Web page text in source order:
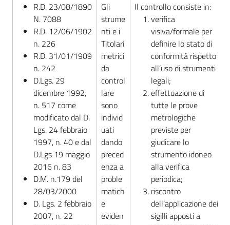
R.D. 23/08/1890
N. 7088
R.D. 12/06/1902
n. 226
R.D. 31/01/1909
n. 242
D.Lgs. 29
dicembre 1992,
n. 517 come
modificato dal D.
Lgs. 24 febbraio
1997, n. 40 e dal
D.Lgs 19 maggio
2016 n. 83
D.M. n.179 del
28/03/2000
D. Lgs. 2 febbraio
2007, n. 22
Gli
strume
nti e i
Titolari
metrici
da
control
lare
sono
individ
uati
dando
preced
enza a
proble
matich
e
eviden
Il controllo consiste in:
verifica
visiva/formale per
definire lo stato di
conformità rispetto
all’uso di strumenti
legali;
effettuazione di
tutte le prove
metrologiche
previste per
giudicare lo
strumento idoneo
alla verifica
periodica;
riscontro
dell’applicazione dei
sigilli apposti a